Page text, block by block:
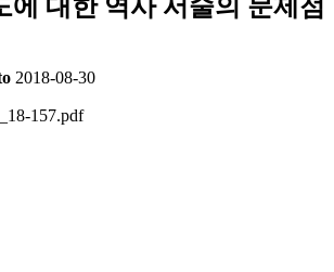
에 대한 역사 서술의 문제점
2018-08-30
157.pdf